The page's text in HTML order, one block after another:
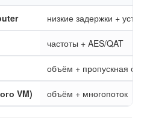
низкие задержки +
частоты + AES/QAT
объём + пропускная
VM) объём + многопоток